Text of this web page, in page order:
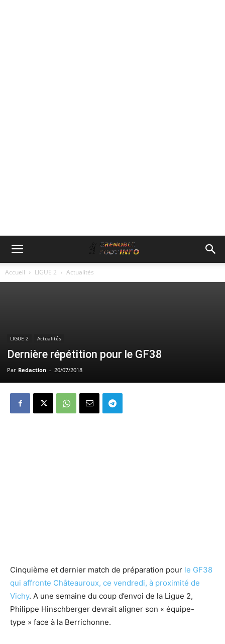
Accueil LIGUE 2 Actualités
LIGUE 2 Actualités
Dernière répétition pour le GF38
Par Redaction - 20/07/2018
Cinquième et dernier match de préparation pour le GF38
qui affronte Châteauroux, ce vendredi, à proximité de
Vichy. A une semaine du coup d’envoi de la Ligue 2,
Philippe Hinschberger devrait aligner son « équipe-
type » face à la Berrichonne.